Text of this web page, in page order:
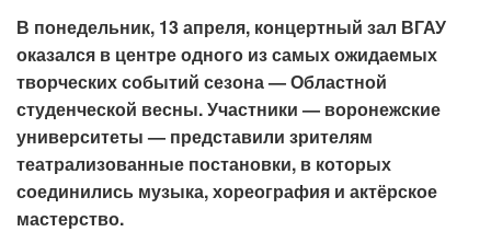
В понедельник, 13 апреля, концертный зал ВГАУ
оказался в центре одного из самых ожидаемых
творческих событий сезона — Областной
студенческой весны. Участники — воронежские
университеты — представили зрителям
театрализованные постановки, в которых
соединились музыка, хореография и актёрское
мастерство.